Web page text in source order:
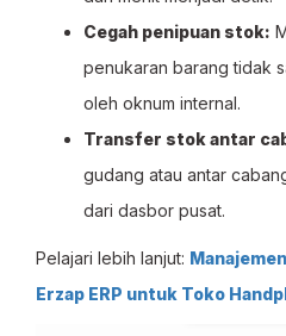
Cegah penipuan stok:
penukaran barang tidak
oleh oknum internal.
Transfer stok antar
gudang atau antar
dari dasbor pusat.
Pelajari lebih lanjut:
Erzap ERP untuk Toko